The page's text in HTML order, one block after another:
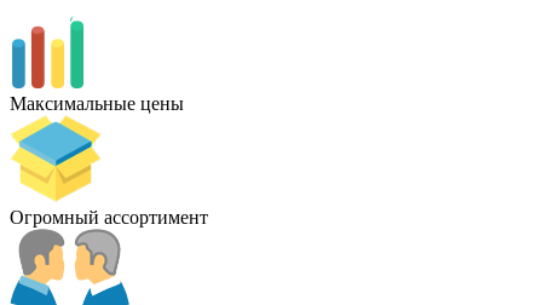
Максимальные цены
Огромный ассортимент